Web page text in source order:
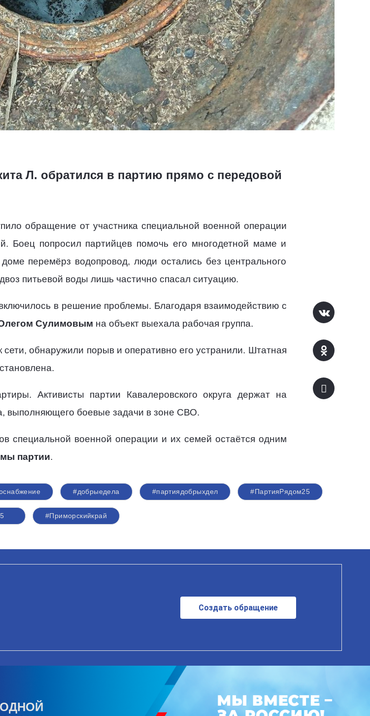
Л. обратился в партию прямо с передовой
обращение от участника специальной военной операции
попросил партийцев помочь его многодетной маме и
перемёрз водопровод, люди остались без центрального
питьевой воды лишь частично спасал ситуацию.
в решение проблемы. Благодаря взаимодействию с
Сулимовым на объект выехала рабочая группа.
обнаружили порыв и оперативно его устранили. Штатная
Активисты партии Кавалеровского округа держат на
выполняющего боевые задачи в зоне СВО.
специальной военной операции и их семей остаётся одним
партии.
#добрыедела #партиядобрыхдел #ПартияРядом25
#Приморскийкрай
Создать обращение